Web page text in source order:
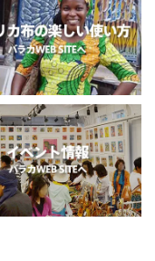
の作品 新入荷！作家
ダの作品コーナー新
った作品を、これか
作品新入荷！
入っております。
仕入れているとありま
のものも気になりま
ゲですが、新作新柄が
感想
れて見せるインテリア
ます。